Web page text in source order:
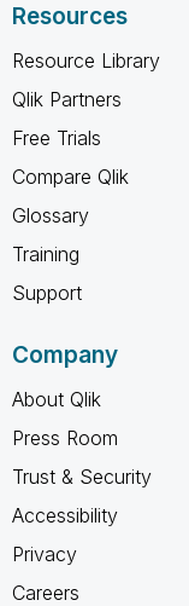
Resources
Resource Library
Qlik Partners
Free Trials
Compare Qlik
Glossary
Training
Support
Company
About Qlik
Press Room
Trust & Security
Accessibility
Privacy
Careers